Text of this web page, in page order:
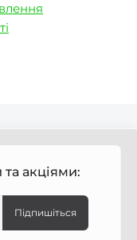
акціями:
Підпишіться